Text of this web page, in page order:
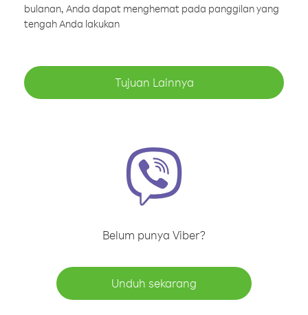
bulanan, Anda dapat menghemat pada panggilan yang
tengah Anda lakukan
Tujuan Lainnya
Belum punya Viber?
Unduh sekarang